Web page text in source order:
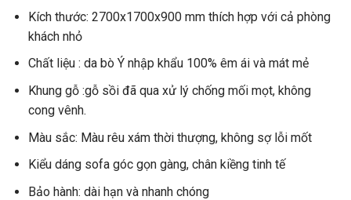
Kích thước: 2700x1700x900 mm thích hợp với cả phòng
khách nhỏ
Chất liệu : da bò Ý nhập khẩu 100% êm ái và mát mẻ
Khung gỗ :gỗ sồi đã qua xử lý chống mối mọt, không
cong vênh.
Màu sắc: Màu rêu xám thời thượng, không sợ lỗi mốt
Kiểu dáng sofa góc gọn gàng, chân kiềng tinh tế
Bảo hành: dài hạn và nhanh chóng